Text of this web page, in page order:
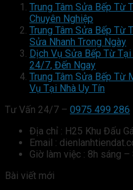
Trung Tâm Sửa Bếp Từ
Chuyên Nghiệp
Trung Tâm Sửa Bếp Từ
Sửa Nhanh Trong Ngày
Dịch Vụ Sửa Bếp Từ
24/7, Đến Ngay
Trung Tâm Sửa Bếp Từ
Vụ Tại Nhà Uy Tín
Tư Vấn 24/7 – 0975 499 286
Địa chỉ : H25 Khu Đấu
Email :
Giờ làm việc : 8h sáng –
Bài viết mới